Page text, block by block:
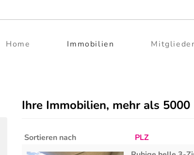
Home Immobilien Mitglieder
Ihre Immobilien, mehr als 5000
Sortieren nach PLZ